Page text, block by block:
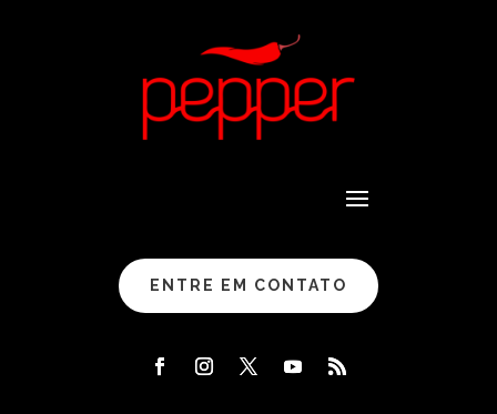
ENTRE EM CONTATO